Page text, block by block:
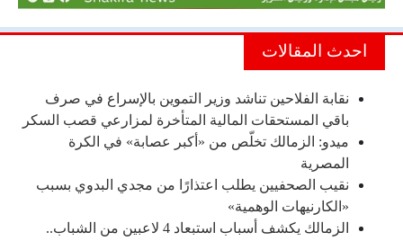
احدث المقالات
نقابة الفلاحين تناشد وزير التموين بالإسراع في صرف
باقي المستحقات المالية المتأخرة لمزارعي قصب السكر
ميدو: الزمالك تخلّص من «أكبر عصابة» في الكرة
المصرية
نقيب الصحفيين يطلب اعتذارًا من مجدي البدوي بسبب
«الكارنيهات الوهمية»
الزمالك يكشف أسباب استبعاد 4 لاعبين من الشباب..